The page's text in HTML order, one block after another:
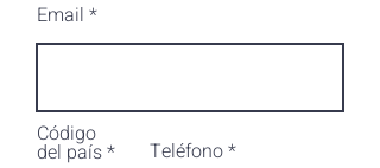
Email
Código
del país Teléfono